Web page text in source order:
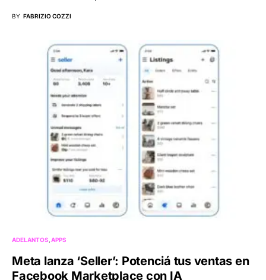
BY FABRIZIO COZZI
ADELANTOS APPS
Meta lanza ‘Seller’: Potenciá tus ventas en
Facebook Marketplace con IA